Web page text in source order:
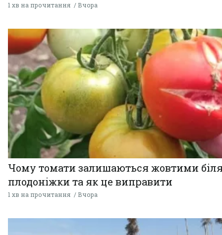
1 хв на прочитання Вчора
Чому томати залишаються жовтими
плодоніжки та як це виправити
1 хв на прочитання Вчора